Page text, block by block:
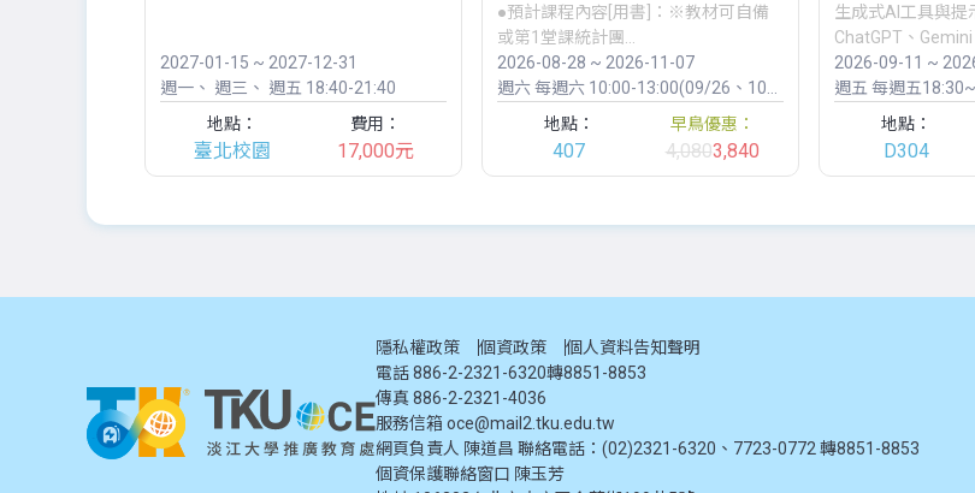
2027-01-15 ~ 2027-12-31
週一
週三 週五 18:40-21:40
地點：
臺北校園
費用：
17,000元
師
●預計課程內容[用書]：※教材可自備
或第1堂課統計團...
2026-08-28 ~ 2026-11-07
週六每週六 10:00-13:00(09/26、10/09、10/24停課)
地點：
407
早鳥優惠：
4,0803,840
生成式AI工具與提
ChatGPT、Gemini
2026-09-11 ~
週五 每週五
地點：
D304
隱私權政策 個資政策
個人資料告知聲明
電話 886-2-2321-6320轉8851-8853
傳真 886-2-2321-4036
服務信箱 oce@mail2.tku.edu.tw
網頁負責人 陳道昌 聯絡電話：(02)2321-6320、7723-0772 轉8851-8853
個資保護聯絡窗口 陳玉芳